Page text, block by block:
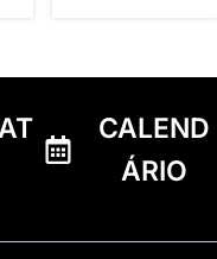
CALEND
ÁRIO